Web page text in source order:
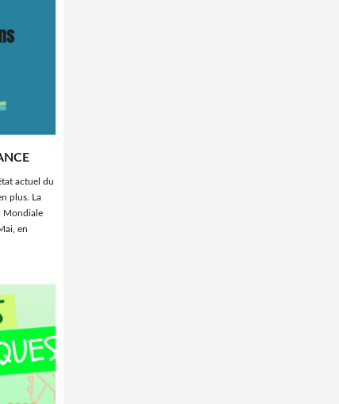
actuel du
plus. La
Mondiale
en